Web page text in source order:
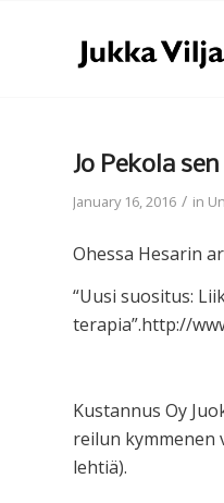
Jo Pekola
January 16, 2016 / in
Ohessa Hesarin
“Uusi suositus:
terapia”.http://
Kustannus Oy
reilun kymmenen
lehtiä).